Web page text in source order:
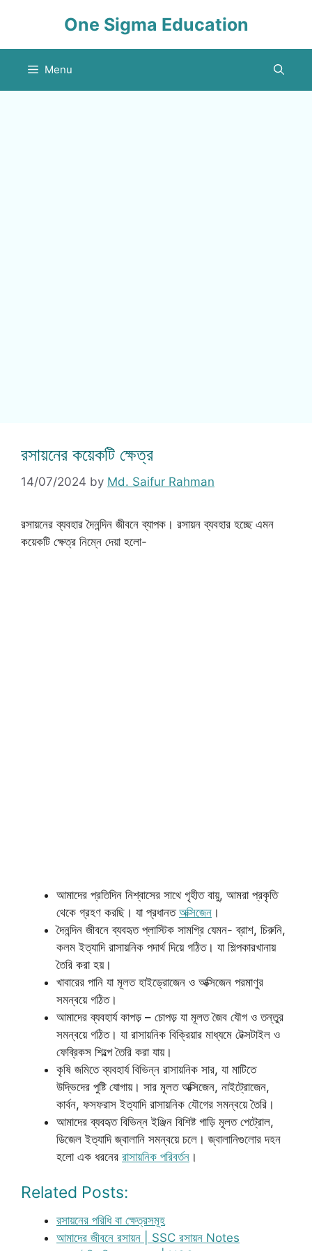
One Sigma Education
Menu
রসায়নের কয়েকটি ক্ষেত্র
14/07/2024 by Md. Saifur Rahman
রসায়নের ব্যবহার দৈনন্দিন জীবনে ব্যাপক। রসায়ন ব্যবহার হচ্ছে এমন
কয়েকটি ক্ষেত্র নিম্নে দেয়া হলো-
আমাদের প্রতিদিন নিশ্বাসের সাথে গৃহীত বায়ু, আমরা প্রকৃতি
থেকে গ্রহণ করছি। যা প্রধানত অক্সিজেন ।
দৈনন্দিন জীবনে ব্যবহৃত প্লাস্টিক সামগ্রি যেমন- ব্রাশ, চিরুনি,
কলম ইত্যাদি রাসায়নিক পদার্থ দিয়ে গঠিত। যা শিল্পকারখানায়
তৈরি করা হয়।
খাবারের পানি যা মূলত হাইড্রোজেন ও অক্সিজেন পরমাণুর
সমন্বয়ে গঠিত।
আমাদের ব্যবহার্য কাপড় – চোপড় যা মূলত জৈব যৌগ ও তন্তুর
সমন্বয়ে গঠিত। যা রাসায়নিক বিক্রিয়ার মাধ্যমে টেক্সটাইল ও
ফেব্রিকস শিল্পে তৈরি করা যায়।
কৃষি জমিতে ব্যবহার্য বিভিন্ন রাসায়নিক সার, যা মাটিতে
উদ্ভিদের পুষ্টি যোগায়। সার মূলত অক্সিজেন, নাইট্রোজেন,
কার্বন, ফসফরাস ইত্যাদি রাসায়নিক যৌগের সমন্বয়ে তৈরি।
আমাদের ব্যবহৃত বিভিন্ন ইঞ্জিন বিশিষ্ট গাড়ি মূলত পেট্রোল,
ডিজেল ইত্যাদি জ্বালানি সমন্বয়ে চলে। জ্বালানিগুলোর দহন
হলো এক ধরনের রাসায়নিক পরিবর্তন ।
Related Posts:
রসায়নের পরিধি বা ক্ষেত্রসমূহ
আমাদের জীবনে রসায়ন | SSC রসায়ন Notes